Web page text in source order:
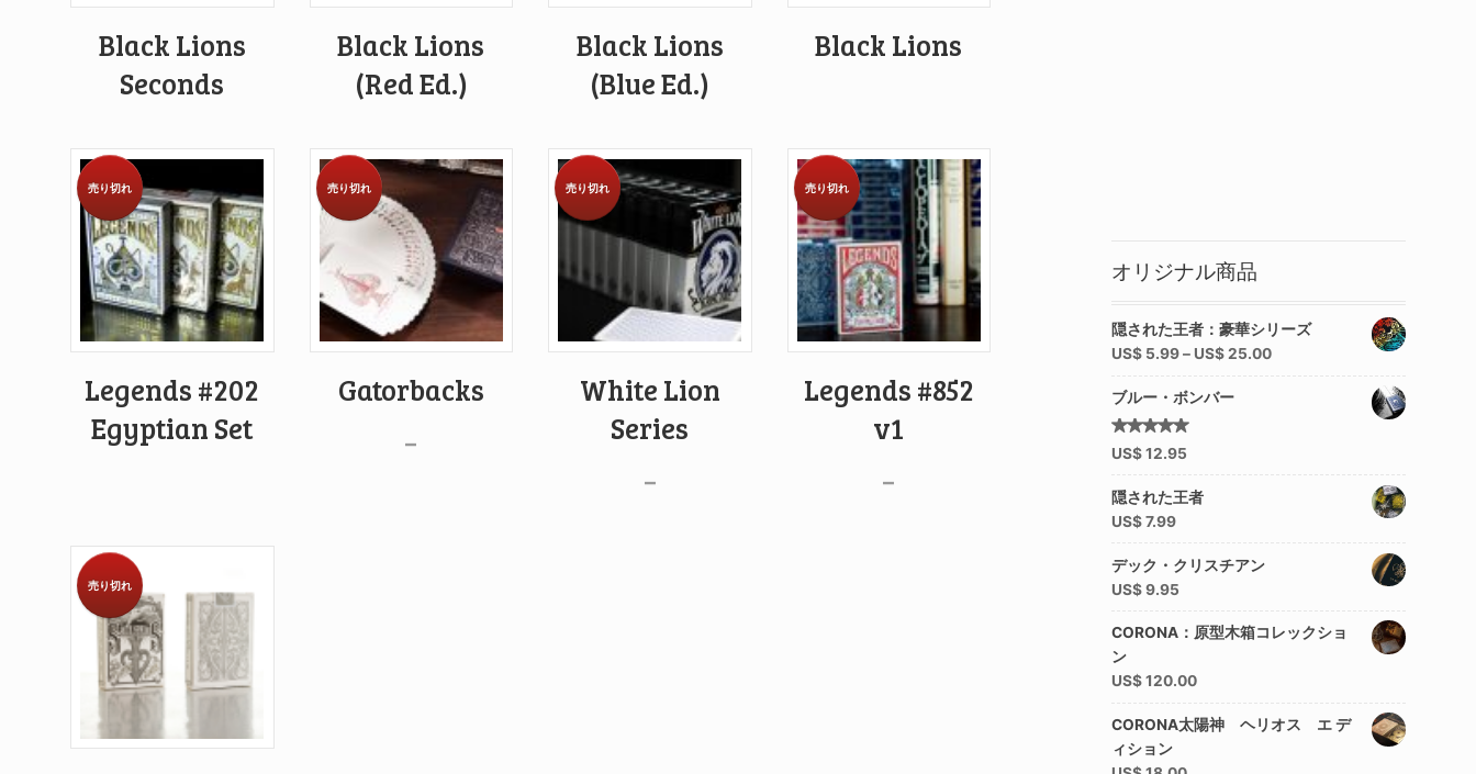
Black Lions
Seconds
Black Lions
(Red Ed.)
Black Lions
(Blue Ed.)
Black Lions
売り切れ
Legends #202
Egyptian Set
売り切れ
Gatorbacks
–
売り切れ
White Lion
Series
–
売り切れ
Legends #852
v1
–
売り切れ
オリジナル商品
隠された王者：豪華シリーズ
US$5.99– US$25.00
ブルー・ボンバー
5段階中
4.92の
US$12.95
隠された王者
US$7.99
デック・クリスチアン
US$9.95
CORONA：原型木箱コレックショ
ン
US$120.00
CORONA太陽神 ヘリオス エ デ
ィション